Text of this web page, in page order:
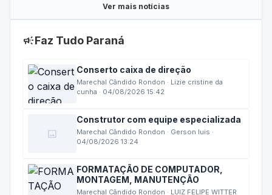
campaignFaz Tudo Paraná
Conserto caixa de direção
Marechal Cândido Rondon · Lizie cristine da
image
Construtor com equipe especializada
Marechal Cândido Rondon · Gerson luis ·
FORMATAÇÃO DE COMPUTADOR,
MONTAGEM, MANUTENÇÃO